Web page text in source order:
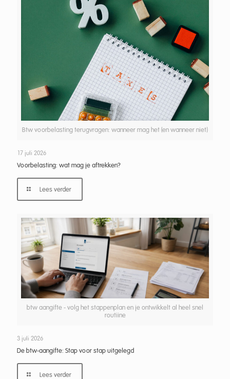
Btw voorbelasting terugvragen: wanneer mag het (en wanneer niet)
17 juli 2026
Voorbelasting: wat mag je aftrekken?
Lees verder
btw aangifte - volg het stappenplan en je ontwikkelt al heel snel
routiine
3 juli 2026
De btw-aangifte: Stap voor stap uitgelegd
Lees verder